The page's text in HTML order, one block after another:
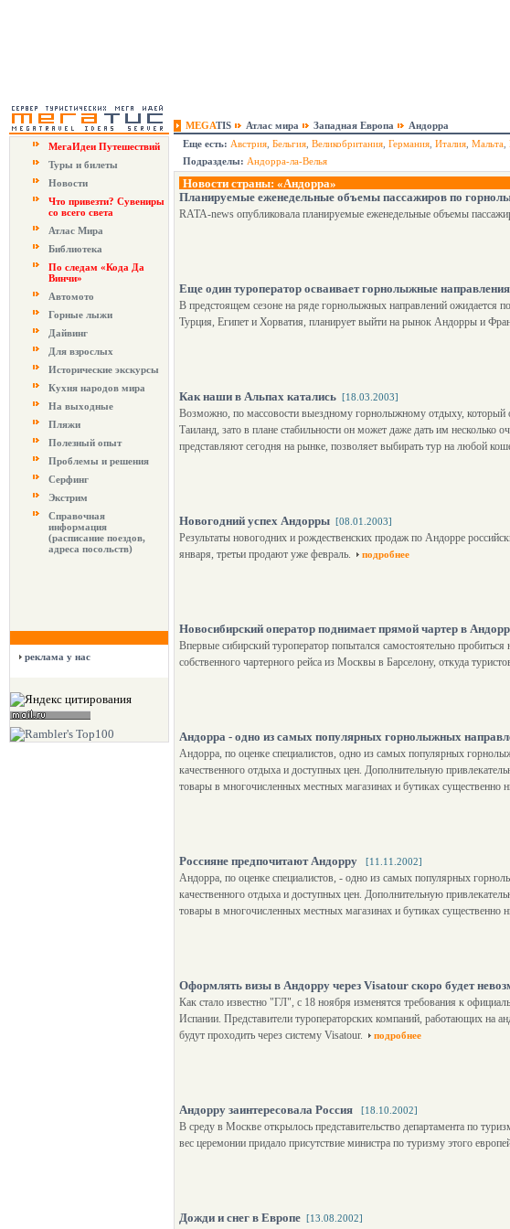
MEGATIS Атлас мира Западная Европа
Андорра
МегаИдеи Путешествий
Туры и билеты
Новости
Что привезти? Сувениры
со всего света
Атлас Мира
Библиотека
По следам «Кода Да
Винчи»
Автомото
Горные лыжи
Дайвинг
Для взрослых
Исторические экскурсы
Кухня народов мира
На выходные
Пляжи
Полезный опыт
Проблемы и решения
Серфинг
Экстрим
Справочная
информация
(расписание поездов,
адреса посольств)
реклама у нас
Еще есть: Австрия Бельгия Великобритания Германия Италия Мальта
Подразделы: Андорра-ла-Велья
Новости страны: «Андорра»
Планируемые еженедельные объемы пассажиров по
RATA-news опубликовала планируемые еженедельные объемы
Еще один туроператор осваивает горнолыжные направления
В предстоящем сезоне на ряде горнолыжных направлений ожидается
Турция, Египет и Хорватия, планирует выйти на рынок Андорры и
Как наши в Альпах катались [18.03.2003]
Возможно, по массовости выездному горнолыжному отдыху, который
Таиланд, зато в плане стабильности он может даже дать им
представляют сегодня на рынке, позволяет выбирать тур на любой
Новогодний успех Андорры [08.01.2003]
Результаты новогодних и рождественских продаж по Андорре
января, третьи продают уже февраль.
подробнее
Новосибирский оператор поднимает прямой чартер в
Впервые сибирский туроператор попытался самостоятельно
собственного чартерного рейса из Москвы в Барселону, откуда
Андорра - одно из самых популярных горнолыжных
Андорра, по оценке специалистов, одно из самых популярных
качественного отдыха и доступных цен. Дополнительную
товары в многочисленных местных магазинах и бутиках существенно
Россияне предпочитают Андорру [11.11.2002]
Андорра, по оценке специалистов, - одно из самых популярных
качественного отдыха и доступных цен. Дополнительную
товары в многочисленных местных магазинах и бутиках существенно
Оформлять визы в Андорру через Visatour скоро будет
Как стало известно "ГЛ", с 18 ноября изменятся требования к
Испании. Представители туроператорских компаний, работающих на
будут проходить через систему Visatour.
подробнее
Андорру заинтересовала Россия [18.10.2002]
В среду в Москве открылось представительство департамента по
вес церемонии придало присутствие министра по туризму этого
Дожди и снег в Европе [13.08.2002]